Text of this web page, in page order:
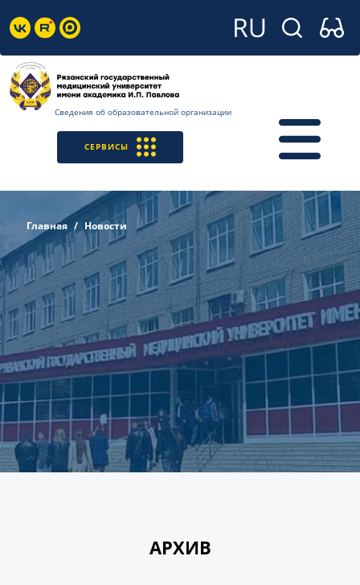
Сведения об образовательной организации
СЕРВИСЫ
Главная Новости
АРХИВ